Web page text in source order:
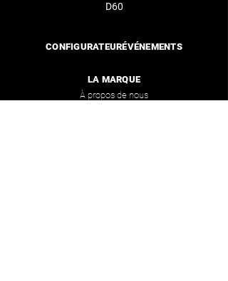
D60
CONFIGURATEURÉVÉNEMENTS
LA MARQUE
À propos de nous